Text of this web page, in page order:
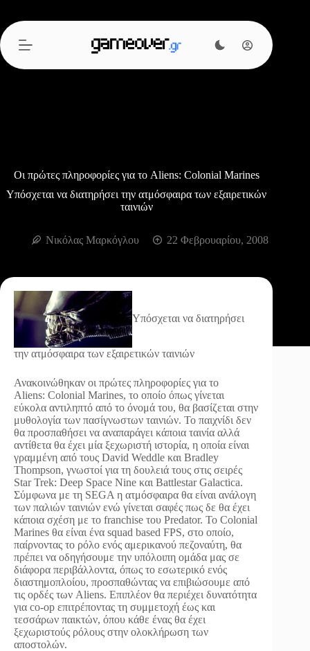
περιεχόμενο
Οι πρώτες πληροφορίες για το Aliens: Colonial Marines
Υπόσχεται να διατηρήσει την ατμόσφαιρα των εξαιρετικών
ταινιών
Νικόλας Μαρκόγλου 22 Φεβρουαρίου, 2008
Υπόσχεται να διατηρήσει
την ατμόσφαιρα των εξαιρετικών ταινιών
Ανακοινώθηκαν οι πρώτες πληροφορίες για το
Aliens: Colonial Marines, το οποίο όπως γίνεται
εύκολα αντιληπτό από το όνομά του, θα βασίζεται στην
μυθολογία των πασίγνωστων ταινιών. Το παιχνίδι δεν
θα προσπαθήσει να αναπαράγει κάποια ταινία αλλά
αντίθετα θα έχει μία ξεχωριστή ιστορία, η οποία είναι
γραμμένη από τους David Weddle και Bradley
Thompson, γνωστοί για τη δουλειά τους στις σειρές
Star Trek: Deep Space Nine και Battlestar Galactica.
Σύμφωνα με τη SEGA η ατμόσφαιρα θα είναι ανάλογη
των παλιών ταινιών ενώ γίνεται σαφές πως δε θα έχει
κάποια σχέση με το franchise του Predator. To Colonial
Marines θα είναι ένα squad based FPS, στο οποίο,
παίρνοντας το ρόλο ενός αμερικανού πεζοναύτη, θα
πρέπει να οδηγήσουμε την υπόλοιπη ομάδα μας σε
διάφορα περιβάλλοντα, όπως το εσωτερικό ενός
διαστημοπλοίου, προσπαθώντας να επιβιώσουμε από
τις ορδές των Aliens. Επιπλέον θα περιέχει δυνατότητα
για co-op επιτρέποντας τη συμμετοχή έως και
τεσσάρων παικτών, όπου κάθε ένας θα έχει
ξεχωριστούς ρόλους στην ολοκλήρωση των
αποστολών.